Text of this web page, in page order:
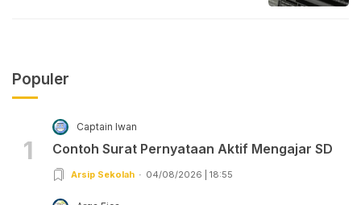
Populer
1
Captain Iwan
Contoh Surat Pernyataan Aktif Mengajar SD
Arsip Sekolah 04/08/2026 | 18:55